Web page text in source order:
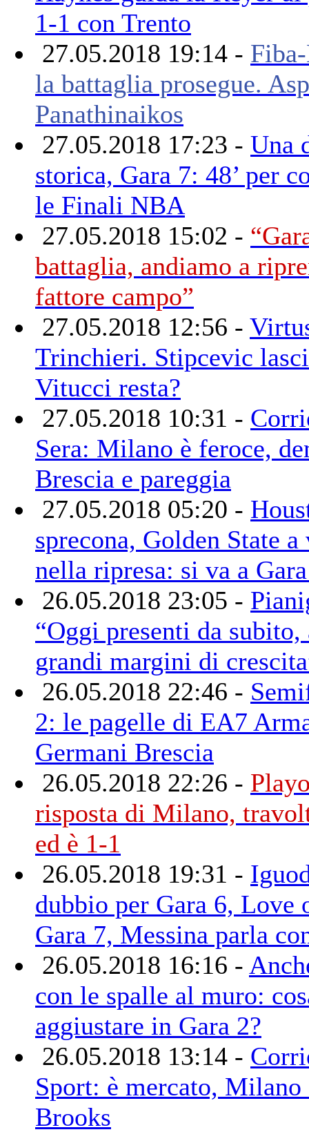
1-1 con Trento
27.05.2018 19:14 -
la battaglia prosegue.
Panathinaikos
27.05.2018 17:23 - Una
storica, Gara 7: 48’ per
le Finali NBA
27.05.2018 15:02 -
battaglia, andiamo a
fattore campo”
27.05.2018 12:56 -
Trinchieri. Stipcevic
Vitucci resta?
27.05.2018 10:31 -
Sera: Milano è feroce,
Brescia e pareggia
27.05.2018 05:20 -
sprecona, Golden State a
nella ripresa: si va a
26.05.2018 23:05 -
“Oggi presenti da subito,
grandi margini di
26.05.2018 22:46 -
2: le pagelle di EA7
Germani Brescia
26.05.2018 22:26 -
risposta di Milano,
ed è 1-1
26.05.2018 19:31 -
dubbio per Gara 6, Love
Gara 7, Messina parla
26.05.2018 16:16 -
con le spalle al muro:
aggiustare in Gara 2?
26.05.2018 13:14 -
Sport: è mercato, Milano
Brooks